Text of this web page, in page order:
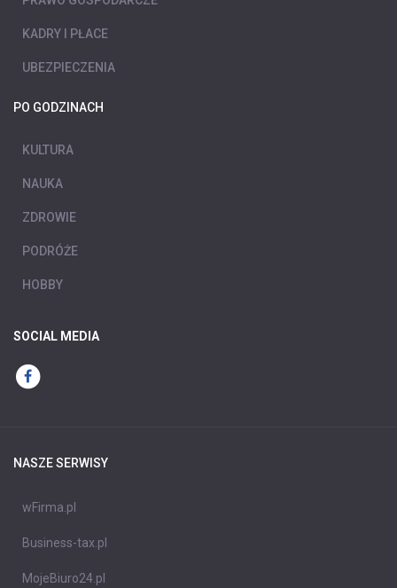
KADRY I PŁACE
UBEZPIECZENIA
PO GODZINACH
KULTURA
NAUKA
ZDROWIE
PODRÓŻE
HOBBY
SOCIAL MEDIA
NASZE SERWISY
wFirma.pl
Business-tax.pl
MojeBiuro24.pl